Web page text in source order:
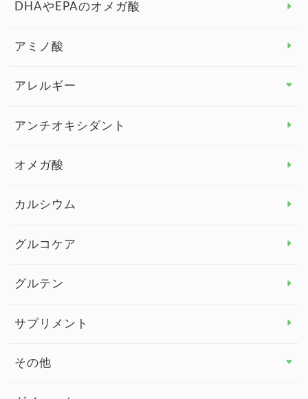
DHAやEPAのオメガ酸
アミノ酸
アレルギー
アレルギー トップ
アンチオキシダント
オメガ酸
カルシウム
グルコケア
グルテン
サプリメント
その他